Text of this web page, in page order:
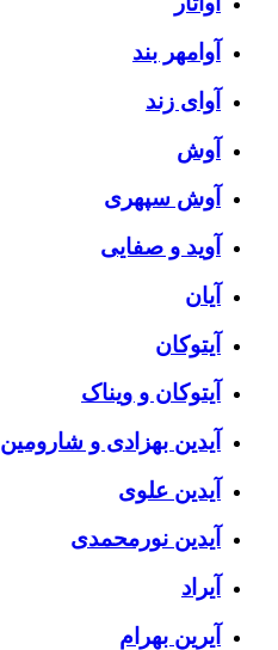
آوامهر بند
آوای زند
آوش
آوش سپهری
آوید و صفایی
آیان
آیتوکان
آیتوکان و ویناک
آیدین بهزادی و شارومین
آیدین علوی
آیدین نورمحمدی
آیراد
آیرین بهرام